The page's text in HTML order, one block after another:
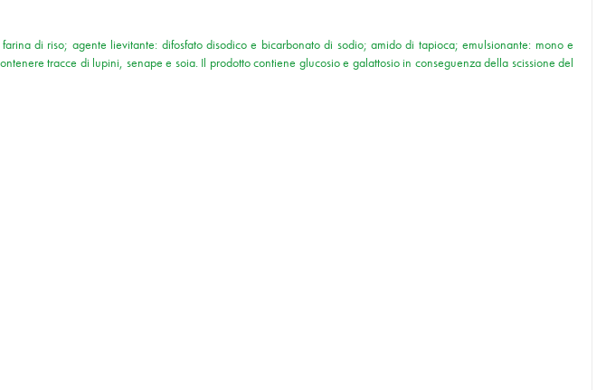
di riso; agente lievitante: difosfato disodico e bicarbonato di sodio; amido di tapioca; emulsionante: mono e
tracce di lupini, senape e soia. Il prodotto contiene glucosio e galattosio in conseguenza della scissione del